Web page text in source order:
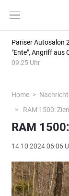
Pariser Autosalon
"Ente", Angriff aus
09:25 Uhr
Home
RAM 1500:
RAM
14.10.2024 06:06